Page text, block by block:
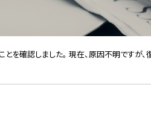
確認しました。 現在、原因不明ですが